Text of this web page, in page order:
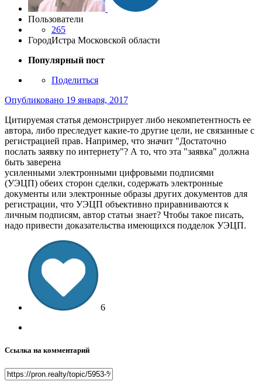
Пользователи
265
ГородИстра Московской области
Популярный пост
Поделиться
Опубликовано 19 января, 2017
Цитируемая статья демонстрирует либо некомпетентность ее
автора, либо преследует какие-то другие цели, не связанные с
регистрацией прав. Например, что значит "Достаточно
послать заявку по интернету"? А то, что эта "заявка" должна
быть заверена
усиленными электронными цифровыми подписями
(УЭЦП) обеих сторон сделки, содержать электронные
документы или электронные образы других документов для
регистрации, что УЭЦП объективно приравниваются к
личным подписям, автор статьи знает? Чтобы такое писать,
надо привести доказательства имеющихся подделок УЭЦП.
6
Ссылка на комментарий